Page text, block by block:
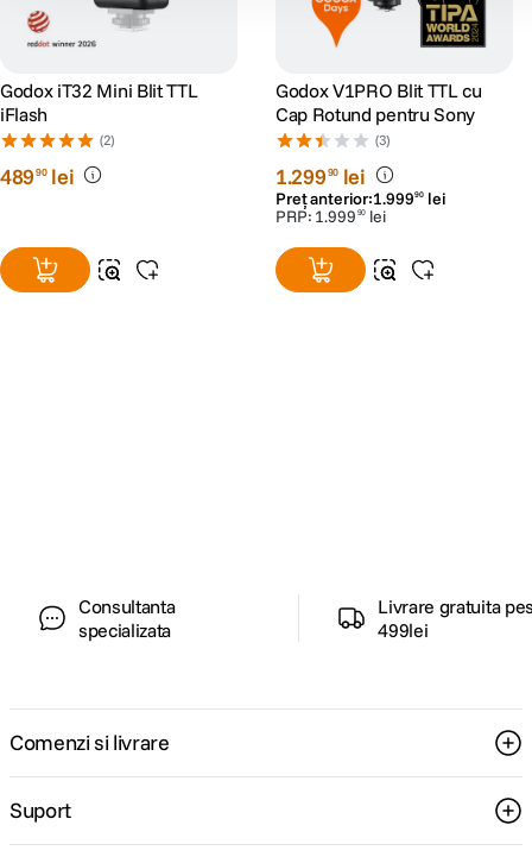
Godox iT32 Mini Blit TTL
iFlash
(2)
48990 lei
Godox V1PRO Blit TTL cu
Cap Rotund pentru Sony
(3)
1.29990 lei
Preț anterior:1.99990 lei
PRP: 1.999 90 lei
Consultanta
specializata
Livrare gratuita
499lei
Comenzi si livrare
Suport